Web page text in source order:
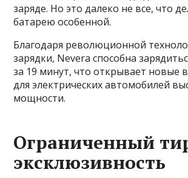
заряде. Но это далеко не все, что
батарею особенной.
Благодаря революционной
зарядки, Nevera способна
за 19 минут, что открывает новые
для электрических автомобилей
мощности.
Ограниченный
эксклюзивность